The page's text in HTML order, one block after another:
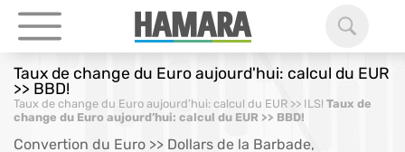
Taux de change du Euro aujourd'hui: calcul du EUR
>> BBD!
Taux de change du Euro aujourd’hui: calcul du EUR >> ILS! Taux de
change du Euro aujourd’hui: calcul du EUR >> BBD!
Convertion du Euro >> Dollars de la Barbade,